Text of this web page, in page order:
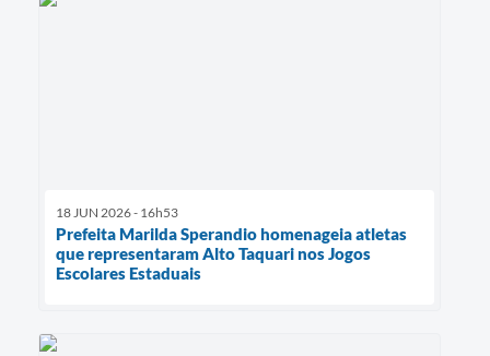
18 JUN 2026 - 16h53
Prefeita Marilda Sperandio homenageia atletas
que representaram Alto Taquari nos Jogos
Escolares Estaduais